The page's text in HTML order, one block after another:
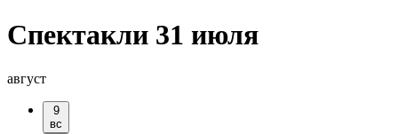
Спектакли 31 июля
август
9
вс